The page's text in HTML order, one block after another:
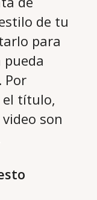
de tu
para
Por
el título,
son